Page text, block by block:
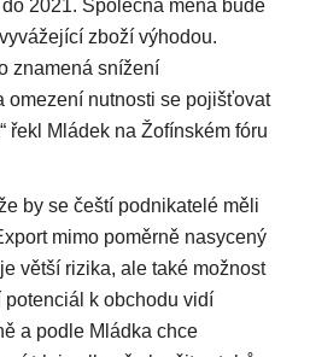
2021. Společná měna bude
zboží výhodou.
znamená snížení
omezení nutnosti se pojišťovat
řekl Mládek na Žofínském fóru
by se čeští podnikatelé měli
mimo poměrně nasycený
větší rizika, ale také možnost
k obchodu vidí
a podle Mládka chce